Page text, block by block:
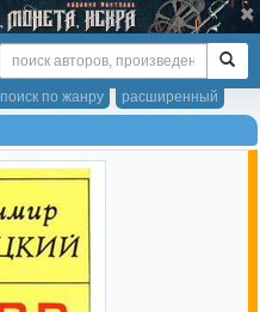
расширенный
поиск по жанру